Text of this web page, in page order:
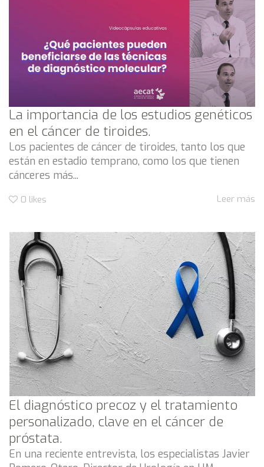
La importancia de los estudios genéticos
en el cáncer de tiroides.
Los pacientes de cáncer de tiroides, tanto los que
están en estadio temprano, como los que tienen
cánceres más...
0 likes Leer más
El diagnóstico precoz y el tratamiento
personalizado, clave en el cáncer de
próstata.
En una reciente entrevista, los especialistas Javier